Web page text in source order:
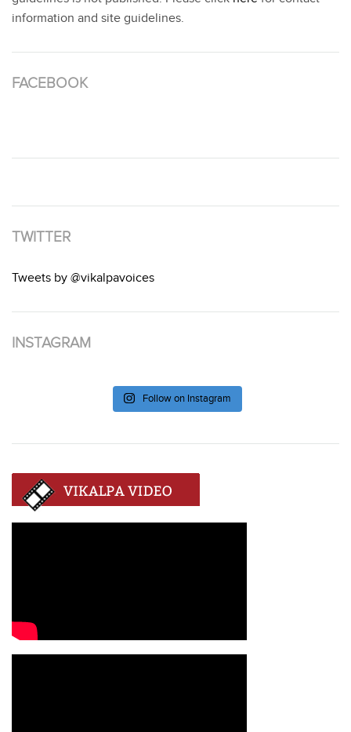
information and site guidelines.
FACEBOOK
TWITTER
Tweets by @vikalpavoices
INSTAGRAM
Follow on Instagram